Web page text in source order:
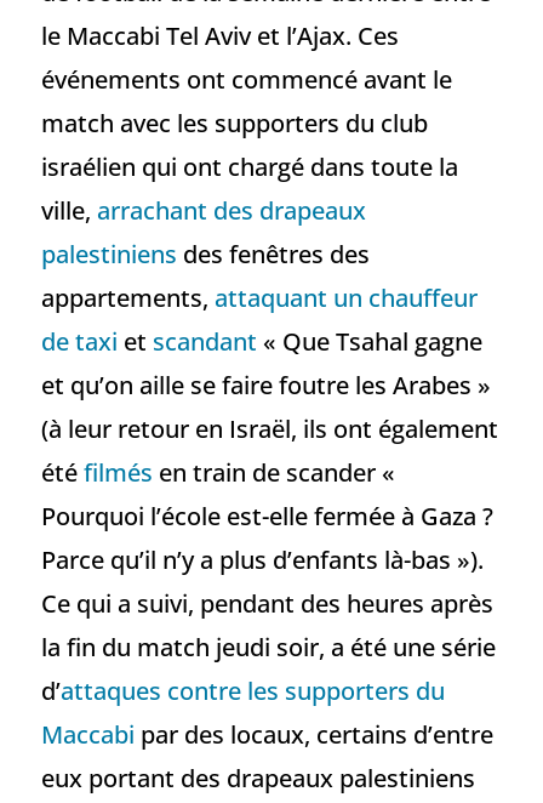
le Maccabi Tel Aviv et l’Ajax. Ces
événements ont commencé avant le
match avec les supporters du club
israélien qui ont chargé dans toute la
ville, arrachant des drapeaux
palestiniens des fenêtres des
appartements, attaquant un chauffeur
de taxi et scandant « Que Tsahal gagne
et qu’on aille se faire foutre les Arabes »
(à leur retour en Israël, ils ont également
étéfilmés en train de scander «
Pourquoi l’école est-elle fermée à Gaza ?
Parce qu’il n’y a plus d’enfants là-bas »).
Ce qui a suivi, pendant des heures après
la fin du match jeudi soir, a été une série
d’attaques contre les supporters du
Maccabi par des locaux, certains d’entre
eux portant des drapeaux palestiniens